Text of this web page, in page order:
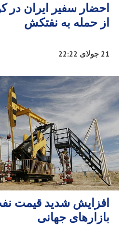
احضار سفیر ایران
از حمله به نفتکش
21 جولای 22:22
افزایش شدید قیمت
بازارهای جهانی